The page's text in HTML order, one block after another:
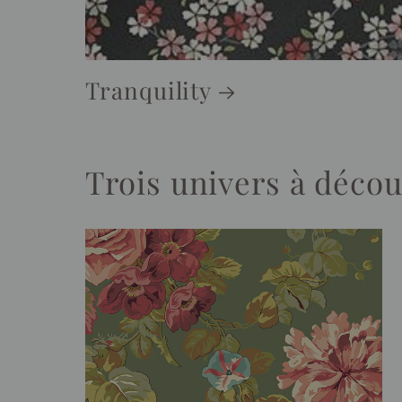
Tranquility
Trois univers à